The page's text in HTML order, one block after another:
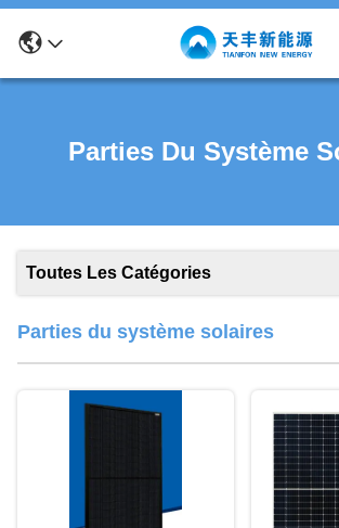
Parties Du Système
Toutes Les Catégories
Parties du système solaires